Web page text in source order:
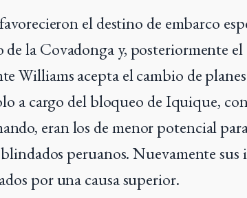
el destino de embarco
la Covadonga y, posteriormente el
Williams acepta el cambio de
a cargo del bloqueo de Iquique,
eran los de menor potencial
peruanos. Nuevamente sus
por una causa superior.